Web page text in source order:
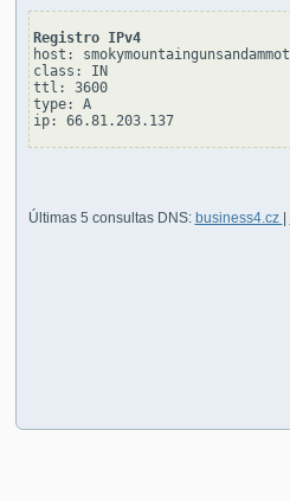
Registro IPv4
host:
class: IN
ttl: 3600
type: A
ip: 66.81.203.137
Últimas 5 consultas DNS: business4.cz